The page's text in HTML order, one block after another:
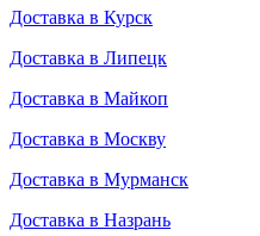
Доставка в Курск
Доставка в Липецк
Доставка в Майкоп
Доставка в Москву
Доставка в Мурманск
Доставка в Назрань